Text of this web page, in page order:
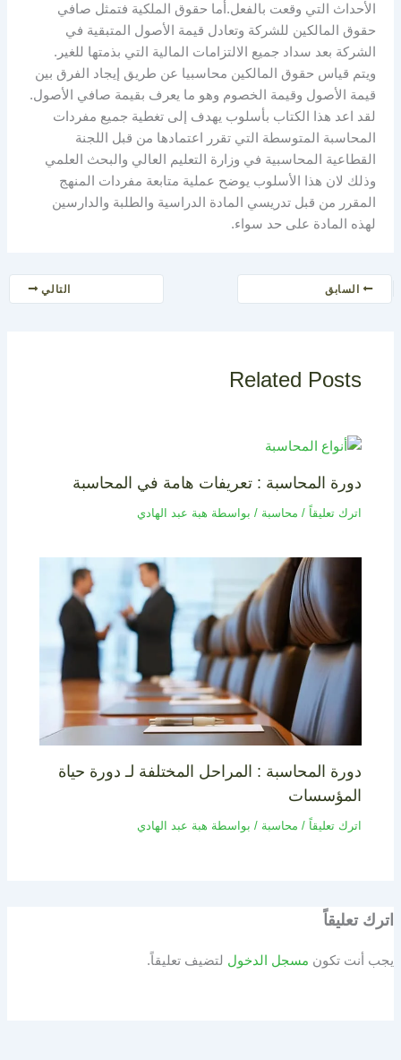
الأحداث التي وقعت بالفعل.أما حقوق الملكية فتمثل صافي
حقوق المالكين للشركة وتعادل قيمة الأصول المتبقية في
الشركة بعد سداد جميع الالتزامات المالية التي بذمتها للغير.
ويتم قياس حقوق المالكين محاسبيا عن طريق إيجاد الفرق بين
قيمة الأصول وقيمة الخصوم وهو ما يعرف بقيمة صافي الأصول.
لقد اعد هذا الكتاب بأسلوب يهدف إلى تغطية جميع مفردات
المحاسبة المتوسطة التي تقرر اعتمادها من قبل اللجنة
القطاعية المحاسبية في وزارة التعليم العالي والبحث العلمي
وذلك لان هذا الأسلوب يوضح عملية متابعة مفردات المنهج
المقرر من قبل تدريسي المادة الدراسية والطلبة والدارسين
لهذه المادة على حد سواء.
السابق التالي
Related Posts
دورة المحاسبة : تعريفات هامة في المحاسبة
اترك تعليقاً / محاسبة / بواسطة هبة عبد الهادي
دورة المحاسبة : المراحل المختلفة لـ دورة حياة
المؤسسات
اترك تعليقاً / محاسبة / بواسطة هبة عبد الهادي
اترك تعليقاً
يجب أنت تكون مسجل الدخول لتضيف تعليقاً.